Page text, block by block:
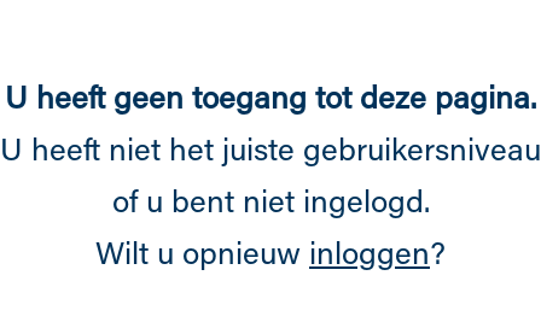
U heeft geen toegang tot deze pagina.
U heeft niet het juiste gebruikersniveau
of u bent niet ingelogd.
Wilt u opnieuw inloggen?